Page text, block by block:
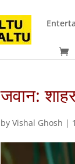
जवान:
byVishal Ghosh |